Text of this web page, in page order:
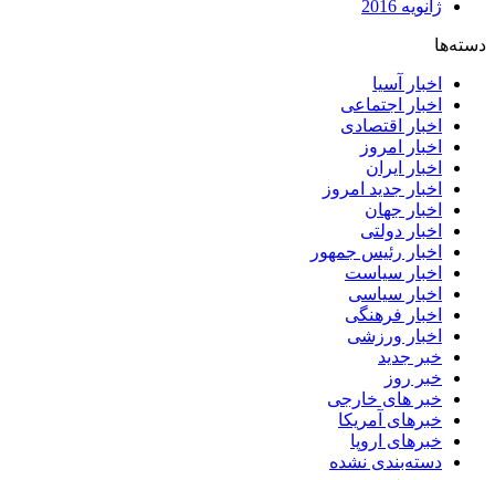
ژانویه 2016
دسته‌ها
اخبار آسیا
اخبار اجتماعی
اخبار اقتصادی
اخبار امروز
اخبار ایران
اخبار جدید امروز
اخبار جهان
اخبار دولتی
اخبار رئیس جمهور
اخبار سیاست
اخبار سیاسی
اخبار فرهنگی
اخبار ورزشی
خبر جدید
خبر روز
خبر های خارجی
خبرهای آمریکا
خبرهای اروپا
دسته‌بندی نشده